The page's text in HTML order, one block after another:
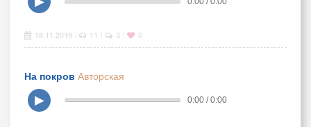
18.11.2019 11 3 0
На покров Авторская
▶
0:00 / 0:00